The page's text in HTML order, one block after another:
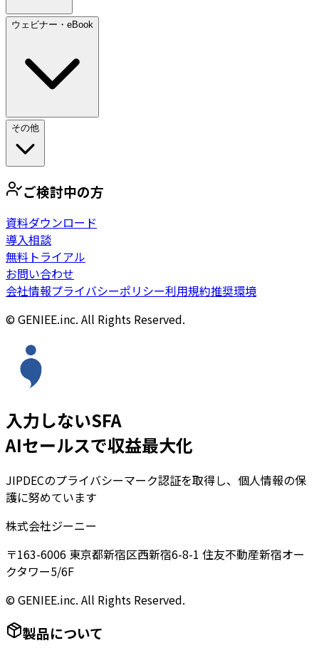
ウェビナー・eBook
その他
ご検討中の方
資料ダウンロード
導入相談
無料トライアル
お問い合わせ
会社情報プライバシーポリシー利用規約推奨環境
© GENIEE.inc. All Rights Reserved.
入力しないSFA
AIセールスで収益最大化
JIPDECのプライバシーマーク認証を取得し、個人情報の保
護に努めています
株式会社ジーニー
〒163-6006 東京都新宿区西新宿6-8-1 住友不動産新宿オー
クタワー5/6F
© GENIEE.inc. All Rights Reserved.
製品について